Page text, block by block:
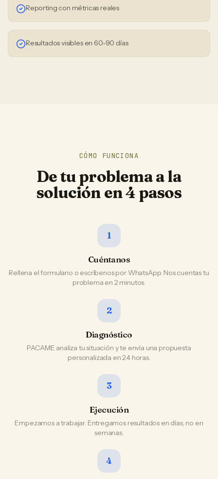
Reporting con métricas reales
Resultados visibles en 60-90 días
CÓMO FUNCIONA
De tu problema a la
solución en 4 pasos
1
Cuéntanos
Rellena el formulario o escríbenos por WhatsApp. Nos cuentas tu
problema en 2 minutos.
2
Diagnóstico
PACAME analiza tu situación y te envía una propuesta
personalizada en 24 horas.
3
Ejecución
Empezamos a trabajar. Entregamos resultados en días, no en
semanas.
4